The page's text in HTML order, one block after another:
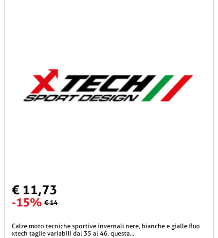
€ 11,73
-15% € 14
calze moto tecniche sportive invernali nere, bianche e gialle fluo
xtech taglie variabili dal 35 al 46. questa...